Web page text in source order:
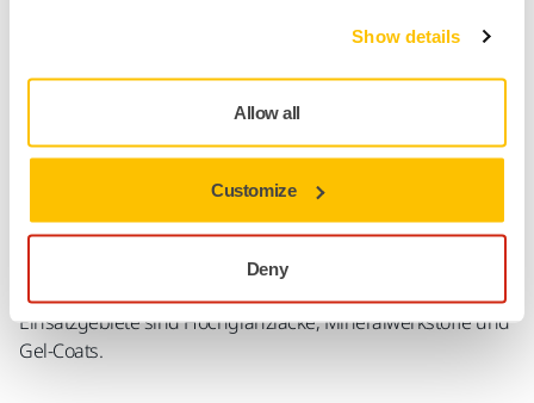
Show details
Allow all
Customize
Deny
Technische Eigenschaften
Downloads
Abralon besteht aus dem Schleifnetz, der Schaummitte und
dem Rücken mit Kletthaftung. Durch die innovative
Netzstruktur können sich Wasser und Luft frei um die
Schleifkörner herum bewegen, deshalb ist mit Abralon
nahezu staubfreies Schleifen möglich. Typische
Einsatzgebiete sind Hochglanzlacke, Mineralwerkstoffe und
Gel-Coats.